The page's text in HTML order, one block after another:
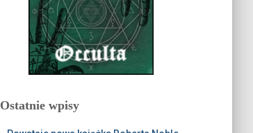
Ostatnie wpisy